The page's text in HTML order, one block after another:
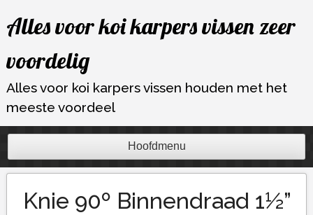
naar
inhoud
Alles voor koi karpers vissen zeer
voordelig
Alles voor koi karpers vissen houden met het
meeste voordeel
Hoofdmenu
Knie 90º Binnendraad 1½”